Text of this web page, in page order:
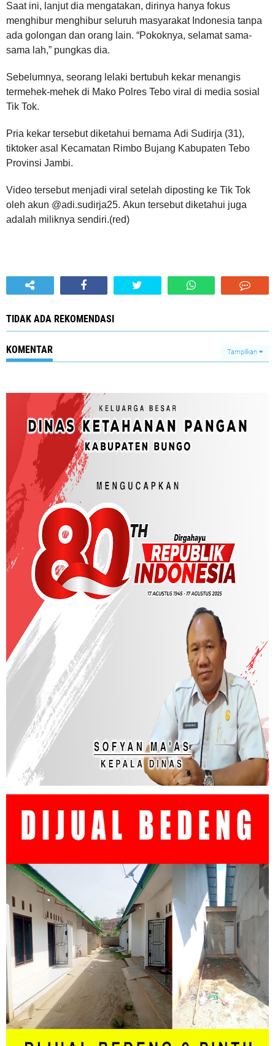
Saat ini, lanjut dia mengatakan, dirinya hanya fokus
menghibur menghibur seluruh masyarakat Indonesia tanpa
ada golongan dan orang lain. “Pokoknya, selamat sama-
sama lah,” pungkas dia.
Sebelumnya, seorang lelaki bertubuh kekar menangis
termehek-mehek di Mako Polres Tebo viral di media sosial
Tik Tok.
Pria kekar tersebut diketahui bernama Adi Sudirja (31),
tiktoker asal Kecamatan Rimbo Bujang Kabupaten Tebo
Provinsi Jambi.
Video tersebut menjadi viral setelah diposting ke Tik Tok
oleh akun @adi.sudirja25. Akun tersebut diketahui juga
adalah miliknya sendiri.(red)
TIDAK ADA REKOMENDASI
KOMENTAR Tampilkan